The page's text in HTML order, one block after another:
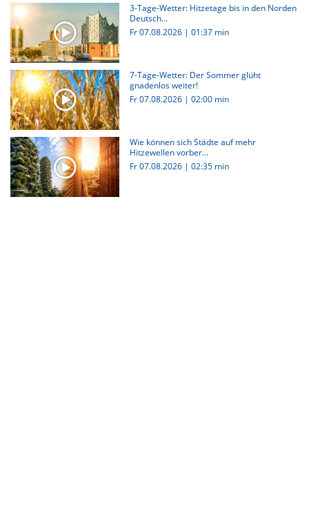
3-Tage-Wetter: Hitzetage bis in den Norden
Deutsch...
Fr 07.08.2026 | 01:37 min
7-Tage-Wetter: Der Sommer glüht
gnadenlos weiter!
Fr 07.08.2026 | 02:00 min
Wie können sich Städte auf mehr
Hitzewellen vorber...
Fr 07.08.2026 | 02:35 min